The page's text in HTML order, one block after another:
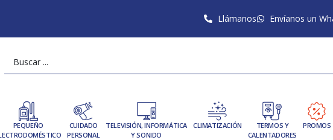
Llámanos Envíanos un
PEQUEÑO
CUIDADO
PERSONAL
TELEVISIÓN, INFORMÁTICA
Y SONIDO
CLIMATIZACIÓN
TERMOS Y
CALENTADORES
PROMOS